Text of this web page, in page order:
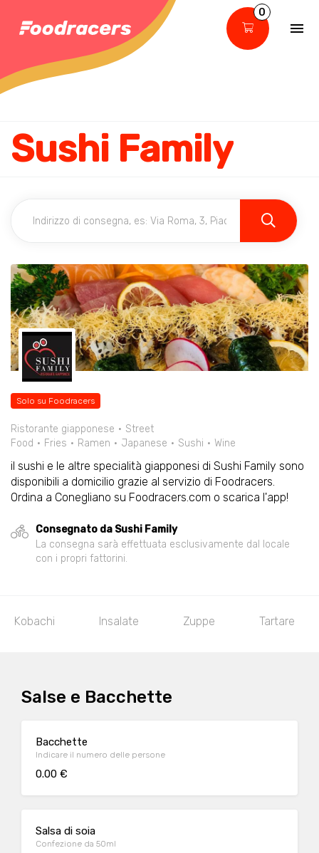
0
Sushi Family
Solo su Foodracers
Ristorante giapponese
Street
Food
Fries Ramen Japanese Sushi Wine
il sushi e le altre specialità giapponesi di Sushi Family sono
disponibili a domicilio grazie al servizio di Foodracers.
Ordina a Conegliano su Foodracers.com o scarica l'app!
Consegnato da Sushi Family
La consegna sarà effettuata esclusivamente dal locale
con i propri fattorini.
Kobachi Insalate Zuppe Tartare
Salse e Bacchette
Bacchette
Indicare il numero delle persone
0.00 €
Salsa di soia
Confezione da 50ml